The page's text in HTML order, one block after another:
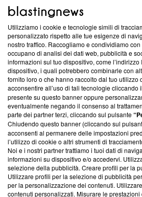
ABOUT
Questa sezione offre informazioni
News, sui nostri processi editoriali e
creare news di qualità. Inoltre, afferma
‘Trust Project - News with Integrity’
ancora membro del programma, ma
parte; Trust Project non ha ancora
conformità agli standard.
Su di noi
Team editoriale
Corporate
Redazione
Informativa Privacy
Utilizziamo i cookie e tecnologie simili di
personalizzato rispetto alle tue esigenze di
nostro traffico. Raccogliamo e condividiamo con
occupano di analisi dei dati web, pubblicità e
informazioni sul tuo dispositivo, come
dispositivo, i quali potrebbero combinarle con
fornito loro o che hanno raccolto dal tuo utilizzo
acconsentire all’uso di tali tecnologie cliccando
presente su questo banner oppure
eventualmente negando il consenso al
parte dei partner terzi, cliccando sul pulsante
Chiudendo questo banner (cliccando sul
acconsenti al permanere delle impostazioni
l’utilizzo di cookie o altri strumenti di
Noi e i nostri partner trattiamo i tuoi dati di
informazioni su dispositivo e/o accedervi.
selezione della pubblicità. Creare profili per la
Utilizzare profili per la selezione di pubblicità
per la personalizzazione dei contenuti.
contenuti personalizzati. Misurare le